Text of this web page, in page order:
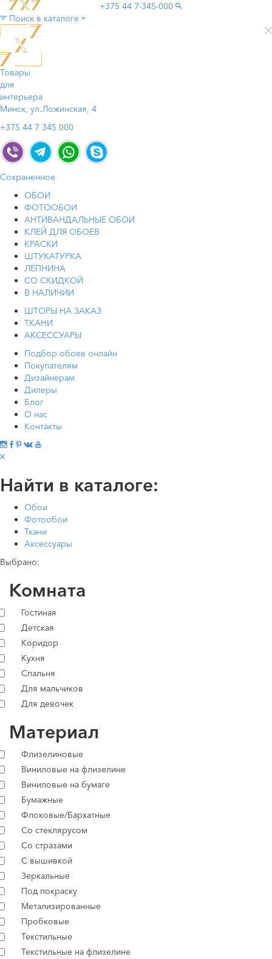
+375 44 7-345-000
Поиск в каталоге
Товары
для
интерьера
Минск, ул.Ложинская, 4
+375 44 7 345 000
Сохраненное
ОБОИ
ФОТООБОИ
АНТИВАНДАЛЬНЫЕ ОБОИ
КЛЕЙ ДЛЯ ОБОЕВ
КРАСКИ
ШТУКАТУРКА
ЛЕПНИНА
СО СКИДКОЙ
В НАЛИЧИИ
ШТОРЫ НА ЗАКАЗ
ТКАНИ
АКСЕССУАРЫ
Подбор обоев онлайн
Покупателям
Дизайнерам
Дилеры
Блог
О нас
Контакты
Найти в каталоге:
Обои
Фотообои
Ткани
Аксессуары
Выбрано:
Комната
Гостиная
Детская
Коридор
Кухня
Спальня
Для мальчиков
Для девочек
Материал
Флизелиновые
Виниловые на флизелине
Виниловые на бумаге
Бумажные
Флоковые/Бархатные
Со стеклярусом
Со стразами
С вышивкой
Зеркальные
Под покраску
Метализированные
Пробковые
Текстильные
Текстильные на флизелине